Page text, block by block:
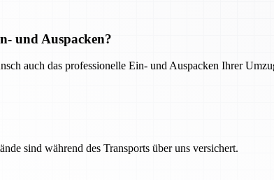
und Auspacken?
auch das professionelle Ein- und Auspacken Ihrer
sind während des Transports über uns versichert.